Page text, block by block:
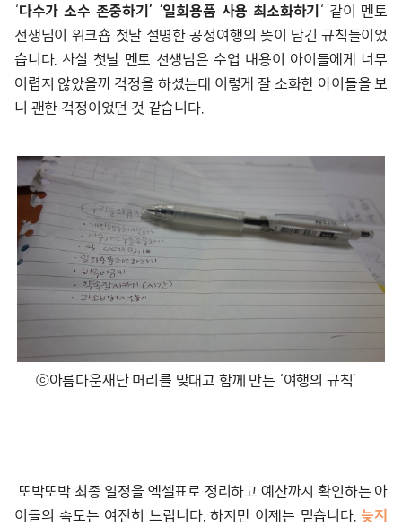
‘다수가 소수 존중하기’ ‘일회용품 사용 최소화하기‘ 같이 멘토
선생님이 워크숍 첫날 설명한 공정여행의 뜻이 담긴 규칙들이었
습니다. 사실 첫날 멘토 선생님은 수업 내용이 아이들에게 너무
어렵지 않았을까 걱정을 하셨는데 이렇게 잘 소화한 아이들을 보
니 괜한 걱정이었던 것 같습니다.
ⓒ아름다운재단 머리를 맞대고 함께 만든 ‘여행의 규칙’
또박또박 최종 일정을 엑셀표로 정리하고 예산까지 확인하는 아
이들의 속도는 여전히 느립니다. 하지만 이제는 믿습니다.늦지